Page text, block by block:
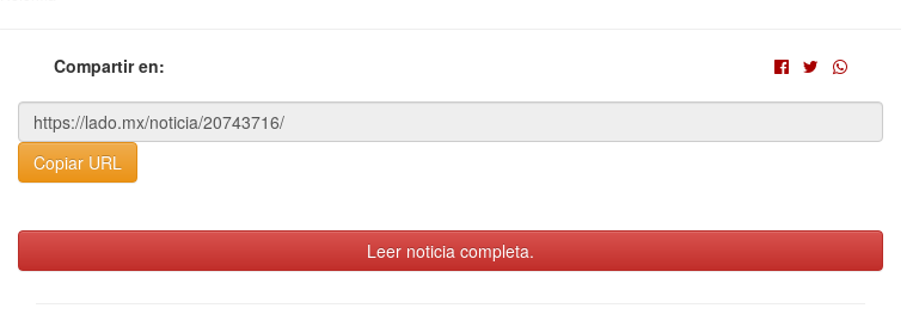
Compartir en:
Copiar URL
Leer noticia completa.